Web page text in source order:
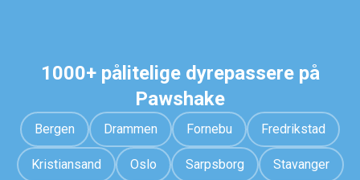
1000+ pålitelige dyrepassere på
Pawshake
Bergen Drammen Fornebu Fredrikstad
Kristiansand Oslo Sarpsborg Stavanger